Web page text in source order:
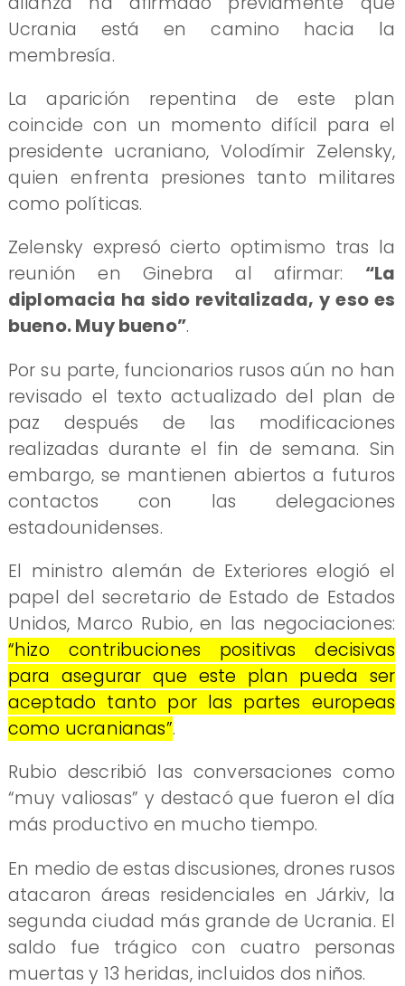
Ucrania está en camino hacia la
membresía.
La aparición repentina de este plan
coincide con un momento difícil para el
presidente ucraniano, Volodímir Zelensky,
quien enfrenta presiones tanto militares
como políticas.
Zelensky expresó cierto optimismo tras la
reunión en Ginebra al afirmar: “La
diplomacia ha sido revitalizada, y eso es
bueno. Muy bueno”.
Por su parte, funcionarios rusos aún no han
revisado el texto actualizado del plan de
paz después de las modificaciones
realizadas durante el fin de semana. Sin
embargo, se mantienen abiertos a futuros
contactos con las delegaciones
estadounidenses.
El ministro alemán de Exteriores elogió el
papel del secretario de Estado de Estados
Unidos, Marco Rubio, en las negociaciones:
“hizo contribuciones positivas decisivas
para asegurar que este plan pueda ser
aceptado tanto por las partes europeas
como ucranianas”.
Rubio describió las conversaciones como
“muy valiosas” y destacó que fueron el día
más productivo en mucho tiempo.
En medio de estas discusiones, drones rusos
atacaron áreas residenciales en Járkiv, la
segunda ciudad más grande de Ucrania. El
saldo fue trágico con cuatro personas
muertas y 13 heridas, incluidos dos niños.